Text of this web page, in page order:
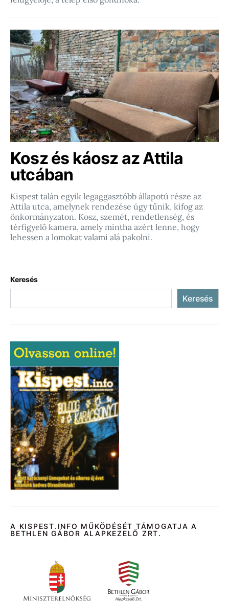
Kosz és káosz az Attila
utcában
Kispest talán egyik legaggasztóbb állapotú része az
Attila utca, amelynek rendezése úgy tűnik, kifog az
önkormányzaton. Kosz, szemét, rendetlenség, és
térfigyelő kamera, amely mintha azért lenne, hogy
lehessen a lomokat valami alá pakolni.
Keresés
Keresés
A KISPEST.INFO MŰKÖDÉSÉT TÁMOGATJA A
BETHLEN GÁBOR ALAPKEZELŐ ZRT.